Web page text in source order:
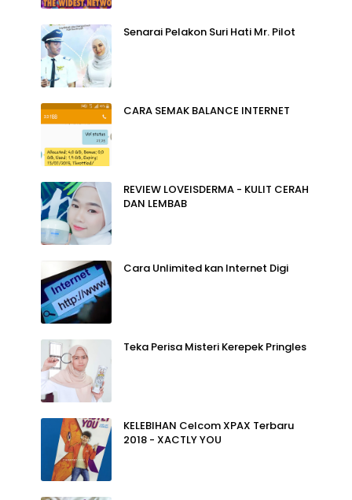
Senarai Pelakon Suri Hati Mr. Pilot
CARA SEMAK BALANCE INTERNET
REVIEW LOVEISDERMA - KULIT CERAH
DAN LEMBAB
Cara Unlimited kan Internet Digi
Teka Perisa Misteri Kerepek Pringles
KELEBIHAN Celcom XPAX Terbaru
2018 - XACTLY YOU